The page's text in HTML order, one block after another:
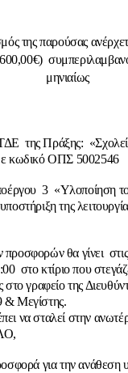
της παρούσας
μηνιαίως
της Πράξης:
κωδικό ΟΠΣ 5002546
3 «Υλοποίηση
της
θα γίνει
στο κτίριο που
γραφείο της
& Μεγίστης.
να σταλεί στην
για την ανάθεση